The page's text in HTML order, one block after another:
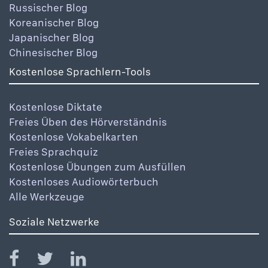
Russischer Blog
Koreanischer Blog
Japanischer Blog
Chinesischer Blog
Kostenlose Sprachlern-Tools
Kostenlose Diktate
Freies Üben des Hörverständnis
Kostenlose Vokabelkarten
Freies Sprachquiz
Kostenlose Übungen zum Ausfüllen
Kostenloses Audiowörterbuch
Alle Werkzeuge
Soziale Netzwerke